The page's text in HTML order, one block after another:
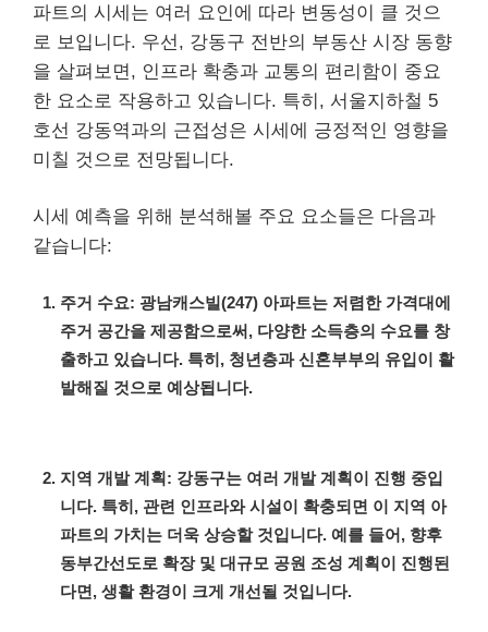
파트의 시세는 여러 요인에 따라 변동성이 클 것으
로 보입니다. 우선, 강동구 전반의 부동산 시장 동향
을 살펴보면, 인프라 확충과 교통의 편리함이 중요
한 요소로 작용하고 있습니다. 특히, 서울지하철 5
호선 강동역과의 근접성은 시세에 긍정적인 영향을
미칠 것으로 전망됩니다.
시세 예측을 위해 분석해볼 주요 요소들은 다음과
같습니다:
주거 수요: 광남캐스빌(247) 아파트는 저렴한 가격대에
주거 공간을 제공함으로써, 다양한 소득층의 수요를 창
출하고 있습니다. 특히, 청년층과 신혼부부의 유입이 활
발해질 것으로 예상됩니다.
지역 개발 계획: 강동구는 여러 개발 계획이 진행 중입
니다. 특히, 관련 인프라와 시설이 확충되면 이 지역 아
파트의 가치는 더욱 상승할 것입니다. 예를 들어, 향후
동부간선도로 확장 및 대규모 공원 조성 계획이 진행된
다면, 생활 환경이 크게 개선될 것입니다.